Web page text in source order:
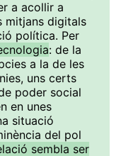
a acollir a
mitjans digitals
política. Per
: de la
a la de les
uns certs
poder social
en unes
situació
del pol
sembla ser